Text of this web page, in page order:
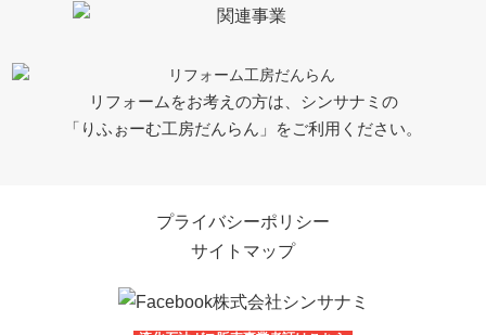
リフォームをお考えの方は、シンサナミの
「りふぉーむ工房だんらん」をご利用ください。
プライバシーポリシー
サイトマップ